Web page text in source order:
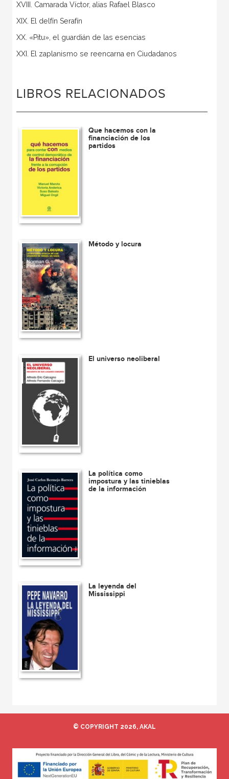
XVIII. Camarada Víctor, alias Rafael Blasco
XIX. El delfín Serafín
XX. «Pitu», el guardián de las esencias
XXI. El zaplanismo se reencarna en Ciudadanos
LIBROS RELACIONADOS
Que hacemos con la
financiación de los
partidos
Método y locura
El universo neoliberal
La política como
impostura y las tinieblas
de la información
La leyenda del
Mississippi
© COPYRIGHT 2026, AKAL